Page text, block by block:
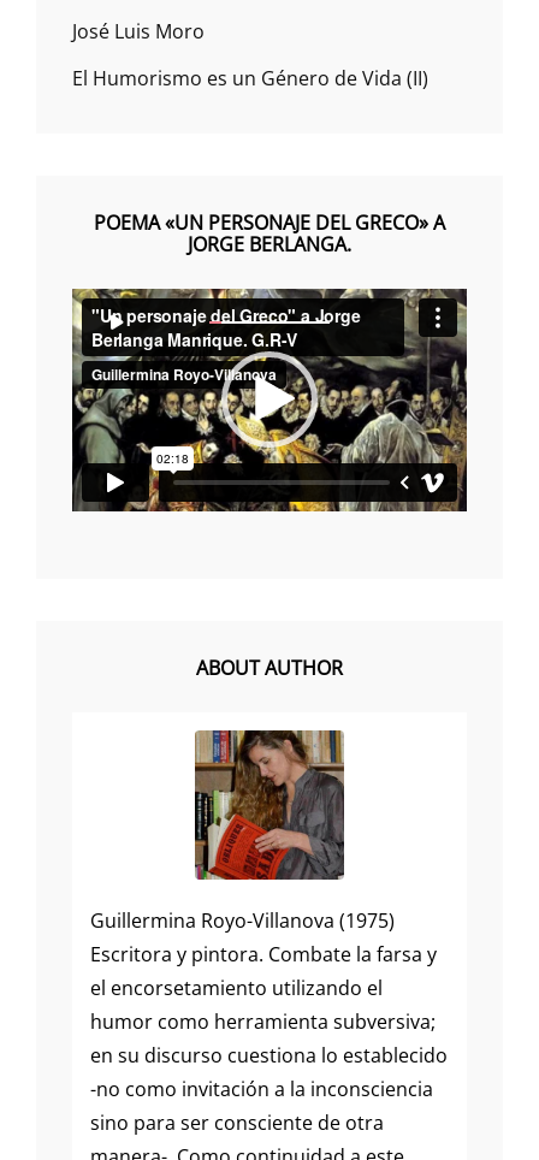
José Luis Moro
El Humorismo es un Género de Vida (II)
POEMA «UN PERSONAJE DEL GRECO» A
JORGE BERLANGA.
Reproductor
de
vídeo
00:00 00:00
ABOUT AUTHOR
Guillermina Royo-Villanova (1975)
Escritora y pintora. Combate la farsa y
el encorsetamiento utilizando el
humor como herramienta subversiva;
en su discurso cuestiona lo establecido
-no como invitación a la inconsciencia
sino para ser consciente de otra